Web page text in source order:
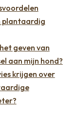
plantaardig
geven van
aan mijn hond?
krijgen over